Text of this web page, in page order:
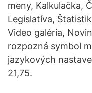
meny, Kalkulačka,
Legislatíva,
Video galéria,
rozpozná symbol
jazykových
21,75.